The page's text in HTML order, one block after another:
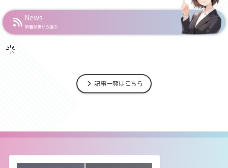
News
新着記事から選ぶ
記事一覧はこちら